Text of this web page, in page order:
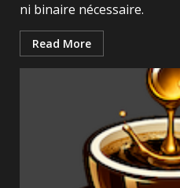
ni binaire nécessaire.
Read More